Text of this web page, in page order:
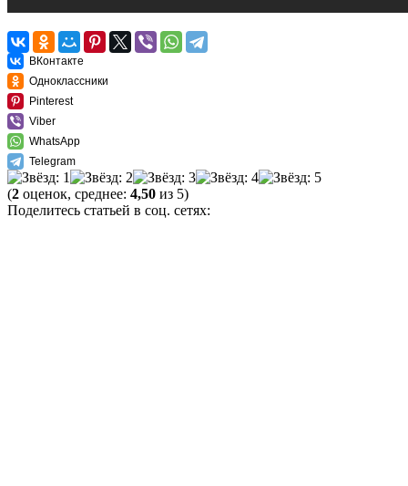
ВКонтакте
Одноклассники
Pinterest
Viber
WhatsApp
Telegram
(2 оценок, среднее: 4,50 из 5)
Поделитесь статьей в соц. сетях: